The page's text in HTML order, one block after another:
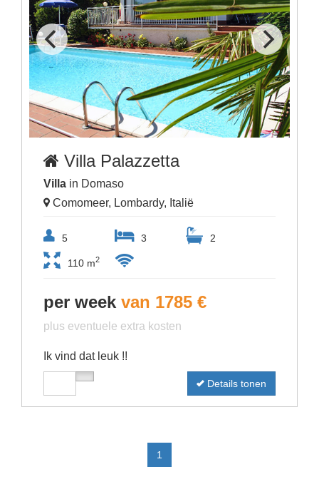
Villa Palazzetta
Villa in Domaso
Comomeer, Lombardy, Italië
5 3 2
110 m2
per week van 1785 €
plus eventuele extra kosten
Ik vind dat leuk !!
Details tonen
1